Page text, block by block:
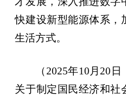
快建设新型能源体系，
生活方式。
（2025年10月20
关于制定国民经济和社